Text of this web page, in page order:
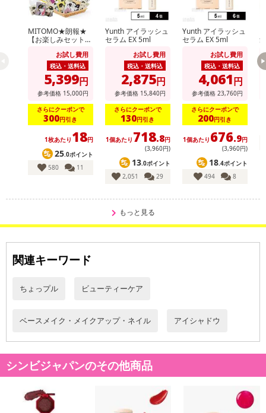
MITOMO★朗報★
【お楽しみセット】
ク100枚増量の300
枚セット！
お試し費用
税込・送料込
5,399円
参考価格 15,000円
さらにクーポンで
300円引き
1枚あたり 18円
25.0ポイント
580
11
Yunth アイラッシュ
セラム EX 5ml
お試し費用
税込・送料込
2,875円
参考価格 15,840円
さらにクーポンで
130円引き
1個あたり 718.8円
(3,960円)
13.0ポイント
2,051
29
Yunth アイラッシュ
セラム EX 5ml
お試し費用
税込・送料込
4,061円
参考価格 23,760円
さらにクーポンで
200円引き
1個あたり 676.9円
(3,960円)
18.4ポイント
494
8
もっと見る
関連キーワード
ちょっプル ビューティーケア
ベースメイク・メイクアップ・ネイル アイシャドウ
シンビジャパンのその他商品